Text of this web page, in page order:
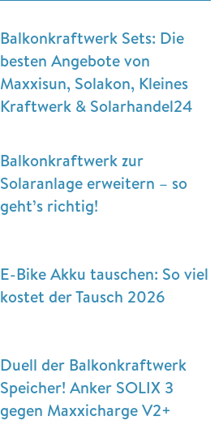
Balkonkraftwerk Sets: Die
besten Angebote von
Maxxisun, Solakon, Kleines
Kraftwerk & Solarhandel24
Balkonkraftwerk zur
Solaranlage erweitern – so
geht’s richtig!
E-Bike Akku tauschen: So viel
kostet der Tausch 2026
Duell der Balkonkraftwerk
Speicher! Anker SOLIX 3
gegen Maxxicharge V2+